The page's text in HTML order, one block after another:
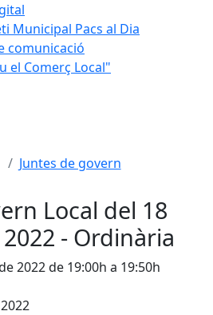
Municipal Pacs al Dia
comunicació
el Comerç Local"
Juntes de govern
Local del 18
- Ordinària
2022 de 19:00h a 19:50h